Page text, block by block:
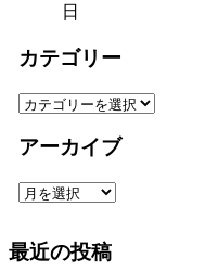
日
カテゴリー
カ
ゴ
ー
アーカイブ
ア
カ
イ
最近の投稿